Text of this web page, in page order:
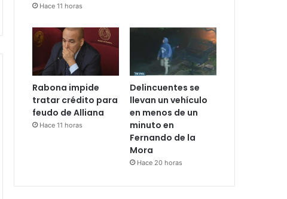
Hace 11 horas
Rabona impide
tratar crédito para
feudo de Alliana
Hace 11 horas
Delincuentes se
llevan un vehículo
en menos de un
minuto en
Fernando de la
Mora
Hace 20 horas